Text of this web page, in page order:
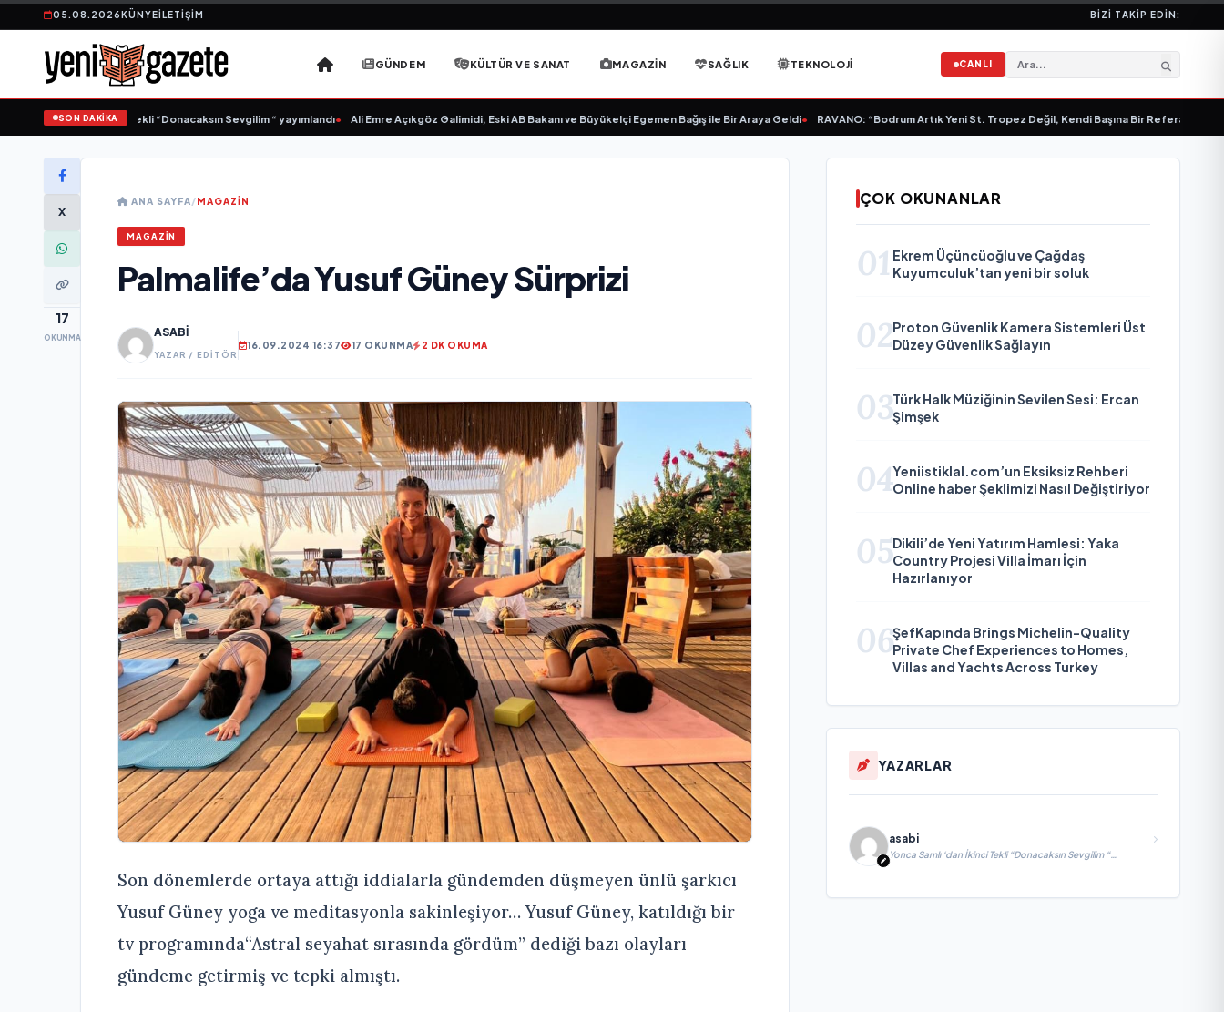
05.08.2026KÜNYEİLETIŞIM BIZI TAKIP EDIN:
GÜNDEM KÜLTÜR VE SANAT MAGAZIN SAĞLIK TEKNOLOJI CANLI
SON DAKİKA
‘dan İkinci Tekli “Donacaksın Sevgilim “ yayımlandı• Ali Emre Açıkgöz Galimidi, Eski AB Bakanı ve Büyükelçi Egemen Bağış ile Bir Araya Geldi• RAVANO: “Bodrum Artık Yeni St. Tropez Değil, Kendi Başına Bir Referans”• Bullas &
X
17
OKUNMA
ANA SAYFA/MAGAZIN
MAGAZIN
Palmalife’da Yusuf Güney Sürprizi
ASABI
YAZAR / EDITÖR
16.09.2024 16:37 17 OKUNMA 2 DK OKUMA
Son dönemlerde ortaya attığı iddialarla gündemden düşmeyen ünlü şarkıcı
Yusuf Güney yoga ve meditasyonla sakinleşiyor… Yusuf Güney, katıldığı bir
tv programında“Astral seyahat sırasında gördüm” dediği bazı olayları
gündeme getirmiş ve tepki almıştı.
ÇOK OKUNANLAR
01 Ekrem Üçüncüoğlu ve Çağdaş
Kuyumculuk’tan yeni bir soluk
02Proton Güvenlik Kamera Sistemleri Üst
Düzey Güvenlik Sağlayın
03Türk Halk Müziğinin Sevilen Sesi: Ercan
Şimşek
04Yeniistiklal.com’un Eksiksiz Rehberi
Online haber Şeklimizi Nasıl Değiştiriyor
05Dikili’de Yeni Yatırım Hamlesi: Yaka
Country Projesi Villa İmarı İçin
Hazırlanıyor
06ŞefKapında Brings Michelin-Quality
Private Chef Experiences to Homes,
Villas and Yachts Across Turkey
YAZARLAR
asabi
Yonca Samlı ‘dan İkinci Tekli “Donacaksın Sevgilim “
yayımlandı